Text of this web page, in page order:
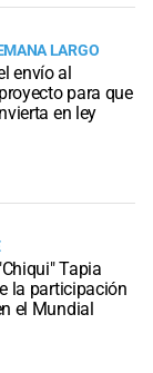
LARGO
envío al
para que
en ley
Tapia
la participación
el Mundial